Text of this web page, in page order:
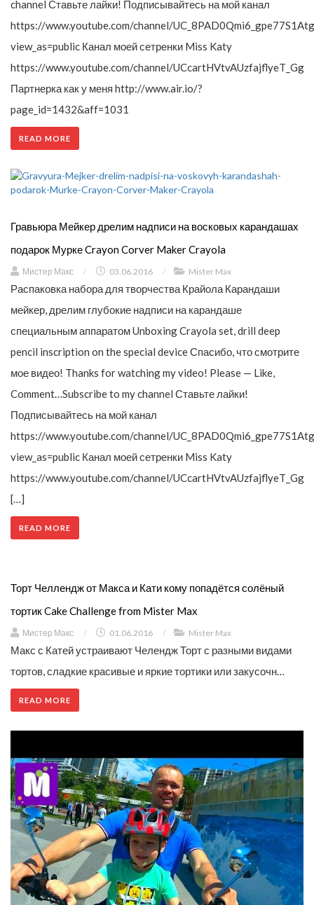
channel Ставьте лайки! Подписывайтесь на мой канал
https://www.youtube.com/channel/
view_as=public Канал моей сетренки Miss Katy
https://www.youtube.com/channel/UCcartHVtvAUzfajflyeT_Gg
Партнерка как у меня http://www.air.io/?
page_id=1432&aff=1031
READ MORE
Гравьюра Мейкер дрелим надписи на восковых карандашах
подарок Мурке Crayon Corver Maker Crayola
Мистер Макс / 03.06.2016 / Mister Max
Распаковка набора для творчества Крайола Карандаши
мейкер, дрелим глубокие надписи на карандаше
специальным аппаратом Unboxing Crayola set, drill deep
pencil inscription on the special device Спасибо, что смотрите
мое видео! Thanks for watching my video! Please — Like,
Comment…Subscribe to my channel Ставьте лайки!
Подписывайтесь на мой канал
https://www.youtube.com/channel/
view_as=public Канал моей сетренки Miss Katy
https://www.youtube.com/channel/UCcartHVtvAUzfajflyeT_Gg
[…]
READ MORE
Торт Челлендж от Макса и Кати кому попадётся солёный
тортик Cake Challenge from Mister Max
Мистер Макс / 01.06.2016 / Mister Max
Макс с Катей устраивают Челендж Торт с разными видами
тортов, сладкие красивые и яркие тортики или закусочн…
READ MORE